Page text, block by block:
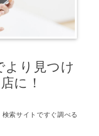
より見つけ
に！
索サイトですぐ調べる